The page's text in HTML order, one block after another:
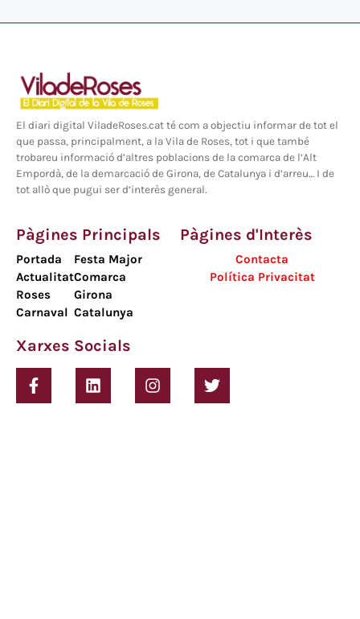
El diari digital ViladeRoses.cat té com a objectiu informar de tot el
que passa, principalment, a la Vila de Roses, tot i que també
trobareu informació d’altres poblacions de la comarca de l’Alt
Empordà, de la demarcació de Girona, de Catalunya i d’arreu… I de
tot allò que pugui ser d’interès general.
Pàgines Principals
Portada
Actualitat
Roses
Carnaval
Festa Major
Comarca
Girona
Catalunya
Pàgines d'Interès
Contacta
Política Privacitat
Xarxes Socials